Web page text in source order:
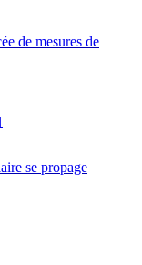
de mesures de
se propage